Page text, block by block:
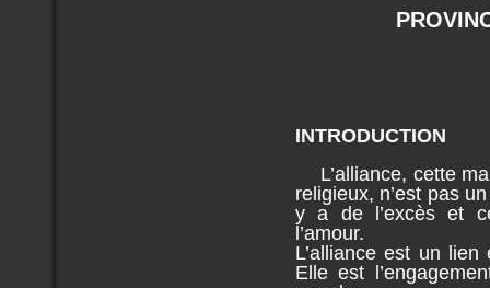
INTRODUCTION
L’alliance, cette
religieux, n’est pas
y a de l’excès et
l’amour.
L’alliance est un lien
Elle est